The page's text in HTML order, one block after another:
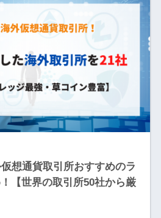
仮想通貨取引所おすすめのラ
【世界の取引所50社から厳